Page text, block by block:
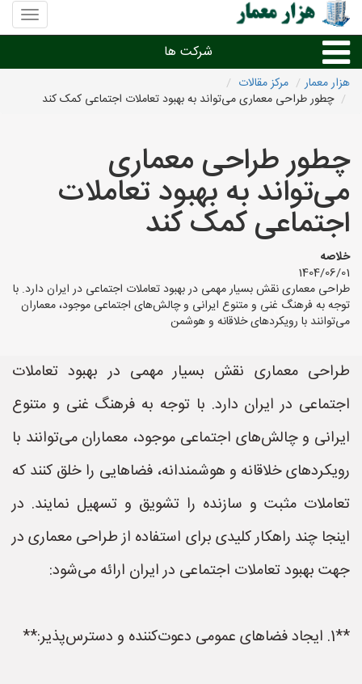
منوی
سایت
معمار
شرکت ها
طراحی داخلی و دکوراسیون داخلی
دیگر امور معماری
شرکت های معماری شهرها
هزار معمار
مرکز مقالات
چطور طراحی معماری می‌تواند به بهبود تعاملات اجتماعی کمک کند
چطور طراحی معماری
می‌تواند به بهبود تعاملات
اجتماعی کمک کند
خلاصه
1404/06/01
طراحی معماری نقش بسیار مهمی در بهبود تعاملات اجتماعی در ایران دارد. با
توجه به فرهنگ غنی و متنوع ایرانی و چالش‌های اجتماعی موجود، معماران
می‌توانند با رویکردهای خلاقانه و هوشمن
طراحی معماری نقش بسیار مهمی در بهبود تعاملات
اجتماعی در ایران دارد. با توجه به فرهنگ غنی و متنوع
ایرانی و چالش‌های اجتماعی موجود، معماران می‌توانند با
رویکردهای خلاقانه و هوشمندانه، فضاهایی را خلق کنند که
تعاملات مثبت و سازنده را تشویق و تسهیل نمایند. در
اینجا چند راهکار کلیدی برای استفاده از طراحی معماری در
جهت بهبود تعاملات اجتماعی در ایران ارائه می‌شود:
**1. ایجاد فضاهای عمومی دعوت‌کننده و دسترس‌پذیر:**